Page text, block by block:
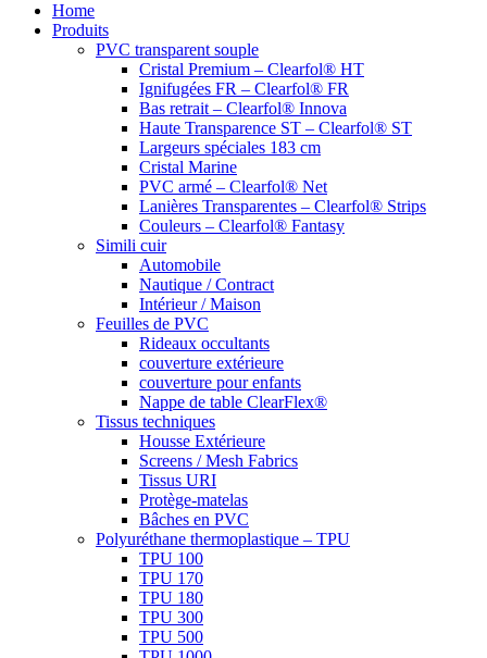
Home
Produits
PVC transparent souple
Cristal Premium – Clearfol® HT
Ignifugées FR – Clearfol® FR
Bas retrait – Clearfol® Innova
Haute Transparence ST – Clearfol® ST
Largeurs spéciales 183 cm
Cristal Marine
PVC armé – Clearfol® Net
Lanières Transparentes – Clearfol® Strips
Couleurs – Clearfol® Fantasy
Simili cuir
Automobile
Nautique / Contract
Intérieur / Maison
Feuilles de PVC
Rideaux occultants
couverture extérieure
couverture pour enfants
Nappe de table ClearFlex®
Tissus techniques
Housse Extérieure
Screens / Mesh Fabrics
Tissus URI
Protège-matelas
Bâches en PVC
Polyuréthane thermoplastique – TPU
TPU 100
TPU 170
TPU 180
TPU 300
TPU 500